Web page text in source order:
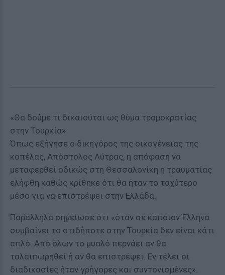
«Θα δούμε τι δικαιούται ως θύμα τρομοκρατίας
στην Τουρκία»
Όπως εξήγησε ο δικηγόρος της οικογένειας της
κοπέλας, Απόστολος Λύτρας, η απόφαση να
μεταφερθεί οδικώς στη Θεσσαλονίκη η τραυματίας
ελήφθη καθώς κρίθηκε ότι θα ήταν το ταχύτερο
μέσο για να επιστρέψει στην Ελλάδα.
Παράλληλα σημείωσε ότι «όταν σε κάποιον Έλληνα
συμβαίνει το οτιδήποτε στην Τουρκία δεν είναι κάτι
απλό. Από όλων το μυαλό περνάει αν θα
ταλαιπωρηθεί ή αν θα επιστρέψει. Εν τέλει οι
διαδικασίες ήταν γρήγορες και συντονισμένες».